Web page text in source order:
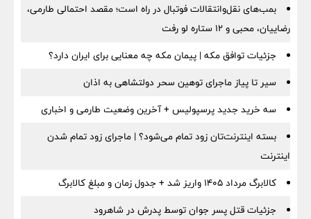
بمب‌های نقل‌وانتقالات فوتبال در راه است؛ مقصد احتمالی طارمی،
رضاییان، محبی و ۱۲ ستاره لو رفت
جزئیات توافق مکه | پیمان مکه چه معنایی برای ایران دارد؟
سیر تا پیاز ماجرای توهین سحر دولتشاهی به اذان
سه خرید جدید پرسپولیس + آخرین وضعیت طارمی و اخباری
بسته اینترنت‌تان زود تمام می‌شود؟ | ماجرای زود تمام شدن
اینترنت
کالابرگ مرداد ۱۴۰۵ واریز شد + جدول زمان و مبلغ کالابرگ
جزئیات قتل پسر جوان توسط پدرش در شاهرود